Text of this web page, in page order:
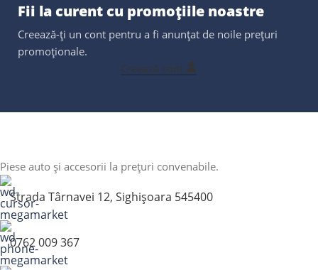
Fii la curent cu promoțiile noastre
Creează-ți un cont pentru a fi anunțat de noile prețuri
promoționale.
Creează cont
Piese auto și accesorii la prețuri convenabile.
Strada Târnavei 12, Sighișoara 545400
0762 009 367